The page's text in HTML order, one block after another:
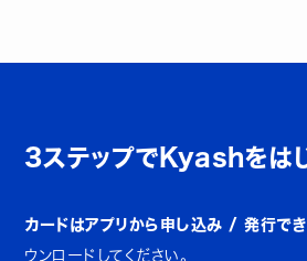
3ステップでKyashをは
カードはアプリから申し込み / 発行でき
ウンロードしてください。